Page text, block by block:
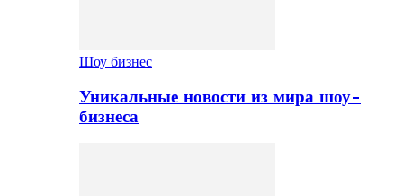
Шоу бизнес
Уникальные новости из мира шоу-
бизнеса